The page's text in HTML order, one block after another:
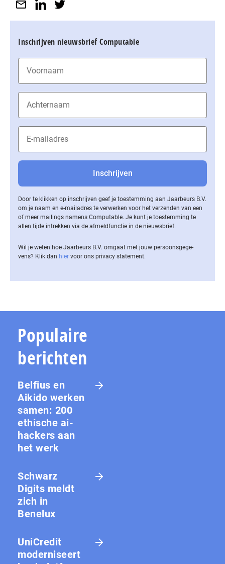
Inschrijven nieuwsbrief Computable
Door te klikken op inschrijven geef je toestemming aan Jaarbeurs B.V.
om je naam en e-mailadres te verwerken voor het verzenden van een
of meer mailings namens Computable. Je kunt je toestemming te
allen tijde intrekken via de af­meld­func­tie in de nieuwsbrief.
Wil je weten hoe Jaarbeurs B.V. omgaat met jouw per­soons­ge­ge­
vens? Klik dan hier voor ons privacy statement.
Populaire
berichten
Belfius en
Aikido werken
samen: 200
ethische ai-
hackers aan
het werk
Schwarz
Digits meldt
zich in
Benelux
UniCredit
moderniseert